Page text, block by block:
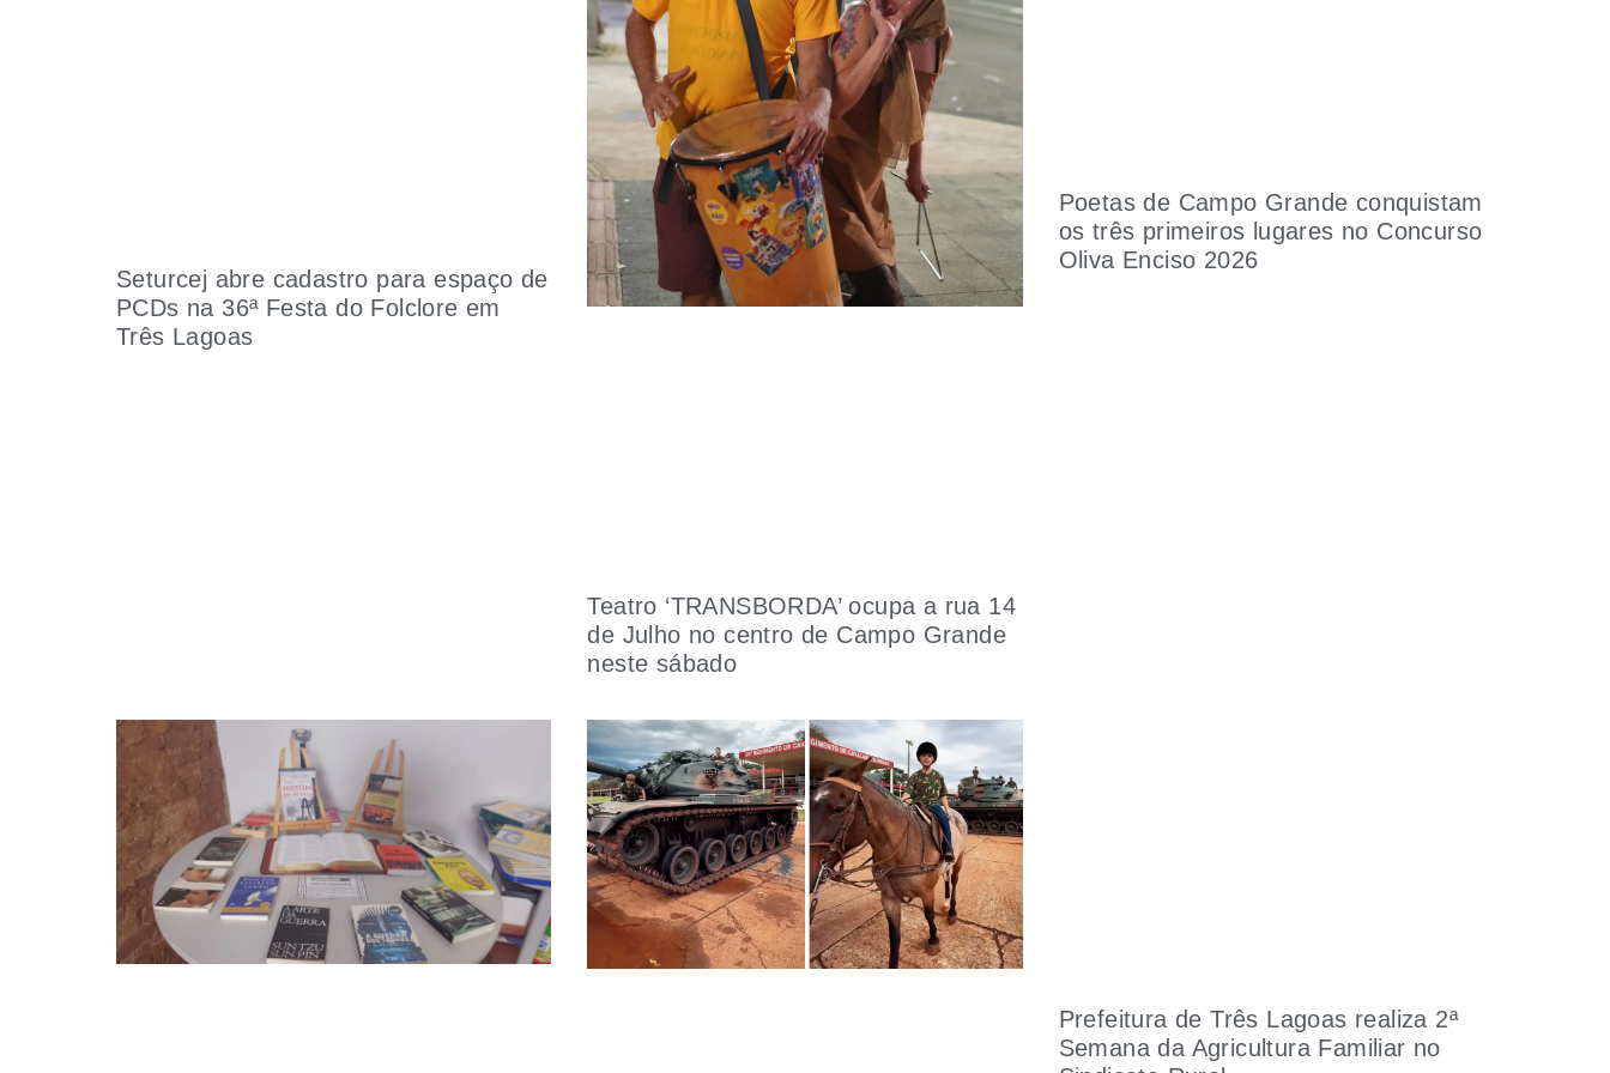
Seturcej abre cadastro para espaço de
PCDs na 36ª Festa do Folclore em
Três Lagoas
Teatro ‘TRANSBORDA’ ocupa a rua 14
de Julho no centro de Campo Grande
neste sábado
Poetas de Campo Grande conquistam
os três primeiros lugares no Concurso
Oliva Enciso 2026
Prefeitura de Três Lagoas realiza 2ª
Semana da Agricultura Familiar no